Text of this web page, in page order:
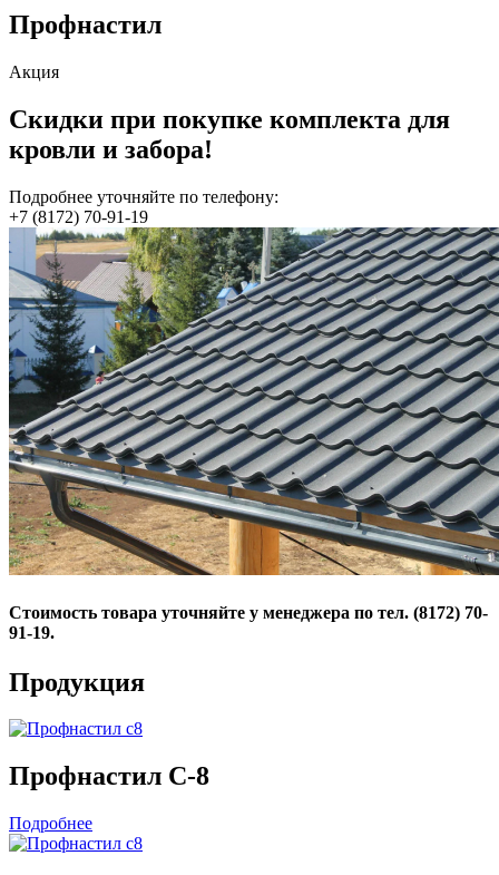
Профнастил
Акция
Скидки при покупке комплекта для
кровли и забора!
Подробнее уточняйте по телефону:
+7 (8172) 70-91-19
Стоимость товара уточняйте у менеджера по тел. (8172) 70-
91-19.
Продукция
Профнастил С-8
Подробнее